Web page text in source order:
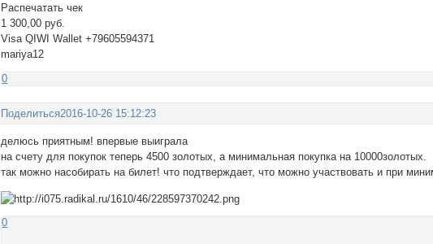
Распечатать чек
1 300,00 руб.
Visa QIWI Wallet +79605594371
mariya12
0
Поделиться2016-10-26 15:12:23
делюсь приятным! впервые выиграла
на счету для покупок теперь 4500 золотых, а минимальная покупка на 10000золотых.
так можно насобирать на билет! что подтверждает, что можно участвовать и при
0